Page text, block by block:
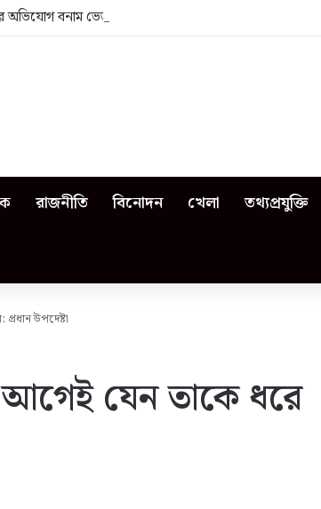
অভিযোগ বনাম ভেজাল দুধের জিডি
রাজনীতি বিনোদন খেলা তথ্যপ্রযুক্তি
উপদেষ্টা
আগেই যেন তাকে ধরে